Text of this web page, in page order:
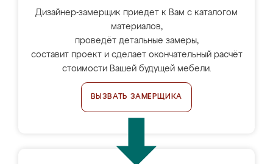
Дизайнер-замерщик приедет к Вам с каталогом
материалов,
проведёт детальные замеры,
составит проект и сделает окончательный расчёт
стоимости Вашей будущей мебели.
ВЫЗВАТЬ ЗАМЕРЩИКА